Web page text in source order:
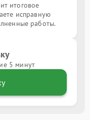
итоговое
исправную
работы.
5 минут